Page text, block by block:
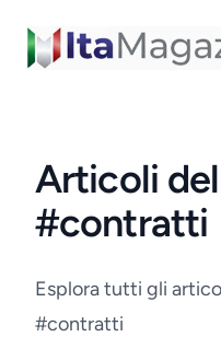
ItaMagazine
Articoli
#contratti
Esplora tutti gli
#contratti